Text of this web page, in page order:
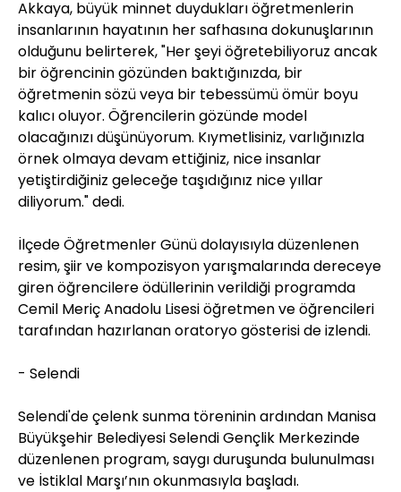
Akkaya, büyük minnet duydukları öğretmenlerin
insanlarının hayatının her safhasına dokunuşlarının
olduğunu belirterek, "Her şeyi öğretebiliyoruz ancak
bir öğrencinin gözünden baktığınızda, bir
öğretmenin sözü veya bir tebessümü ömür boyu
kalıcı oluyor. Öğrencilerin gözünde model
olacağınızı düşünüyorum. Kıymetlisiniz, varlığınızla
örnek olmaya devam ettiğiniz, nice insanlar
yetiştirdiğiniz geleceğe taşıdığınız nice yıllar
diliyorum." dedi.
İlçede Öğretmenler Günü dolayısıyla düzenlenen
resim, şiir ve kompozisyon yarışmalarında dereceye
giren öğrencilere ödüllerinin verildiği programda
Cemil Meriç Anadolu Lisesi öğretmen ve öğrencileri
tarafından hazırlanan oratoryo gösterisi de izlendi.
- Selendi
Selendi'de çelenk sunma töreninin ardından Manisa
Büyükşehir Belediyesi Selendi Gençlik Merkezinde
düzenlenen program, saygı duruşunda bulunulması
ve İstiklal Marşı’nın okunmasıyla başladı.